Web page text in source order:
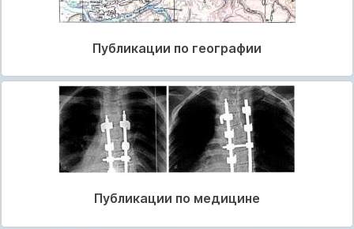
Публикации по географии
Публикации по медицине